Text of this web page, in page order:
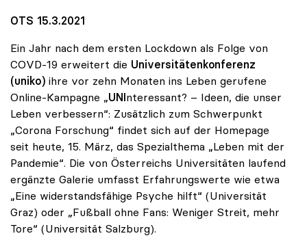
OTS 15.3.2021
Ein Jahr nach dem ersten Lockdown als Folge von
COVD-19 erweitert die Universitätenkonferenz
(uniko) ihre vor zehn Monaten ins Leben gerufene
Online-Kampagne „UNInteressant? – Ideen, die unser
Leben verbessern“: Zusätzlich zum Schwerpunkt
„Corona Forschung“ findet sich auf der Homepage
seit heute, 15. März, das Spezialthema „Leben mit der
Pandemie“. Die von Österreichs Universitäten laufend
ergänzte Galerie umfasst Erfahrungswerte wie etwa
„Eine widerstandsfähige Psyche hilft“ (Universität
Graz) oder „Fußball ohne Fans: Weniger Streit, mehr
Tore“ (Universität Salzburg).